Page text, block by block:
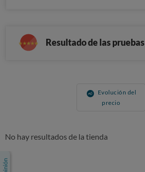
Resultado de las pruebas
Evolución del
precio
No hay resultados de la tienda